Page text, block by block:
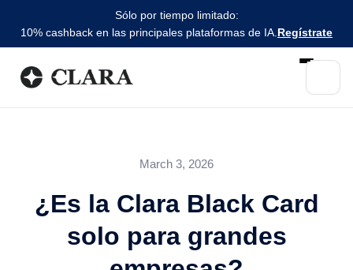
Sólo por tiempo limitado:
10% cashback en las principales plataformas de IA. Regístrate
March 3, 2026
¿Es la Clara Black Card
solo para grandes